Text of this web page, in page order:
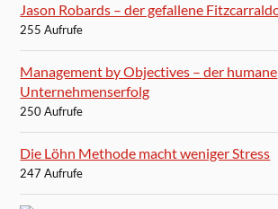
Jason Robards – der gefallene
255 Aufrufe
Management by Objectives – der humane
Unternehmenserfolg
250 Aufrufe
Die Löhn Methode macht weniger Stress
247 Aufrufe